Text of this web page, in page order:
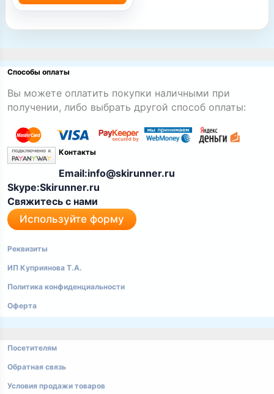
Способы оплаты
Вы можете оплатить покупки наличными при
получении, либо выбрать другой способ оплаты:
Контакты
Email:info@skirunner.ru
Skype:Skirunner.ru
Свяжитесь с нами
Используйте форму
Реквизиты
ИП Куприянова Т.А.
Политика конфиденциальности
Оферта
Посетителям
Обратная связь
Условия продажи товаров